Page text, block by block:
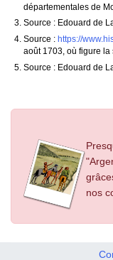
départementales de
Source : Edouard de
Source : https://
août 1703, où figure la
Source : Edouard de
nos